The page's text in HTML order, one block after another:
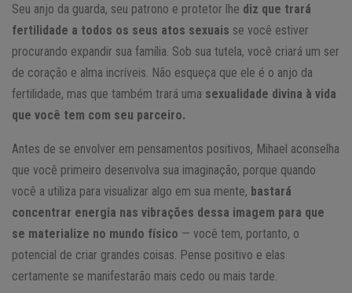
Seu anjo da guarda, seu patrono e protetor lhe diz que trará
fertilidade a todos os seus atos sexuais se você estiver
procurando expandir sua família. Sob sua tutela, você criará um ser
de coração e alma incríveis. Não esqueça que ele é o anjo da
fertilidade, mas que também trará uma sexualidade divina à vida
que você tem com seu parceiro.
Antes de se envolver em pensamentos positivos, Mihael aconselha
que você primeiro desenvolva sua imaginação, porque quando
você a utiliza para visualizar algo em sua mente, bastará
concentrar energia nas vibrações dessa imagem para que
se materialize no mundo físico — você tem, portanto, o
potencial de criar grandes coisas. Pense positivo e elas
certamente se manifestarão mais cedo ou mais tarde.